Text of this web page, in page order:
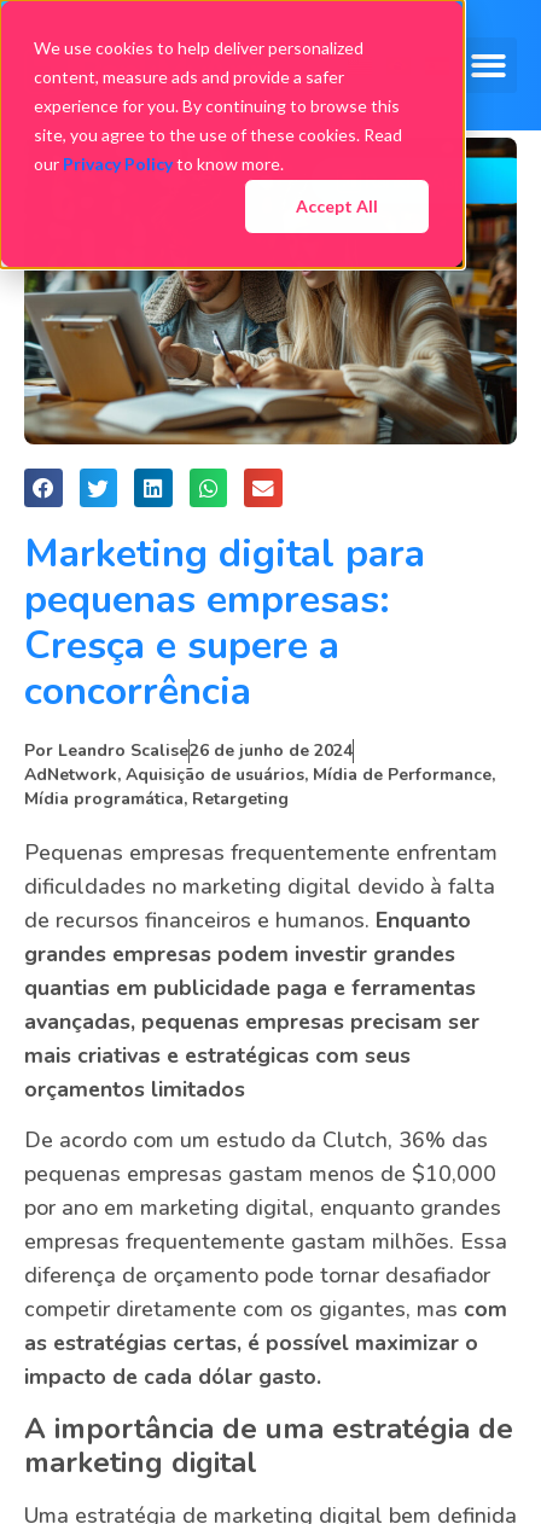
We use cookies to help deliver personalized
content, measure ads and provide a safer
experience for you. By continuing to browse this
site, you agree to the use of these cookies. Read
our Privacy Policyto know more.
Accept All
Marketing digital para
pequenas empresas:
Cresça e supere a
concorrência
Por Leandro Scalise26 de junho de 2024
AdNetwork, Aquisição de usuários, Mídia de Performance,
Mídia programática, Retargeting
Pequenas empresas frequentemente enfrentam
dificuldades no marketing digital devido à falta
de recursos financeiros e humanos. Enquanto
grandes empresas podem investir grandes
quantias em publicidade paga e ferramentas
avançadas, pequenas empresas precisam ser
mais criativas e estratégicas com seus
orçamentos limitados
De acordo com um estudo da Clutch, 36% das
pequenas empresas gastam menos de $10,000
por ano em marketing digital, enquanto grandes
empresas frequentemente gastam milhões. Essa
diferença de orçamento pode tornar desafiador
competir diretamente com os gigantes, mas com
as estratégias certas, é possível maximizar o
impacto de cada dólar gasto.
A importância de uma estratégia de
marketing digital
Uma estratégia de marketing digital bem definida